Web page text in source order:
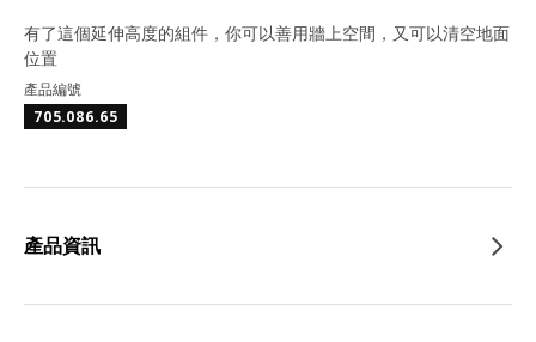
有了這個延伸高度的組件，你可以善用牆上空間，又可以清空地面
位置
產品編號
705.086.65
產品資訊